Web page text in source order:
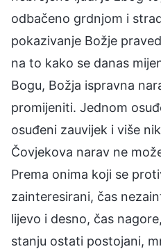
odbačeno grdnjom i
pokazivanje Božje
na to kako se danas
Bogu, Božja ispravna
promijeniti. Jednom
osuđeni zauvijek i više
Čovjekova narav ne
Prema onima koji se
zainteresirani, čas
lijevo i desno, čas
stanju ostati postojani,